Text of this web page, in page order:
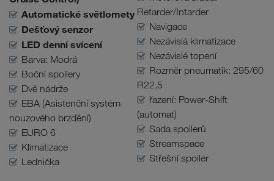
Automatické světlomety
Dešťový senzor
LED denní svícení
Barva: Modrá
Boční spoilery
Dvě nádrže
EBA (Asistenční systém
nouzového brzdění)
EURO 6
Klimatizace
Lednička
Retarder/Intarder
Navigace
Nezávislá klimatizace
Nezávislé topení
Rozměr pneumatik: 295/60
R22,5
řazení: Power-Shift
(automat)
Sada spoilerů
Streamspace
Střešní spoiler